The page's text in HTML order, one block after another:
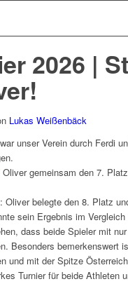
2026 |
Lukas Weißenbäck
unser Verein durch Ferdi
gemeinsam den 7.
belegte den 8. Platz
sein Ergebnis im
dass beide Spieler mit
Besonders bemerkenswert
und mit der Spitze
Turnier für beide Athleten